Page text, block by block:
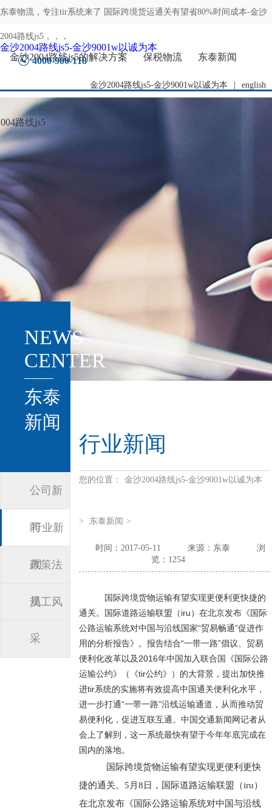
东泰物流，专注tir系统来了 国际跨境货运通关有望省80%时间成本-金沙
2004路线js5 ，，，
4000-900-118
金沙2004路线js5-金沙9001w以诚为本 english
金沙2004路线js5-金沙9001w以诚为本
金沙2004路线js5的解决方案
保税物流 东泰新闻
路线js5
NEWS
CENTER
东泰
新闻
公司新
闻
行业新
闻
政策法
规
员工风
采
行业新闻
您的位置： 金沙2004路线js5-金沙9001w以诚为本
> 东泰新闻 >
时间：2017-05-11 来源：东泰
浏
览：1254
国际跨境货物运输有望实现更便利更快捷的
通关。国际道路运输联盟（iru）在北京发布《国际
公路运输系统对中国与沿线国家“贸易畅通”促进作
用的分析报告》。报告结合“一带一路”倡议、贸易
便利化改革以及2016年中国加入联合国《国际公路
运输公约》（《tir公约》）的大背景，提出加快推
进tir系统的实施将有效提高中国通关便利化水平，
进一步打通“一带一路”沿线运输通道，从而推动贸
易便利化，促进互联互通。中国交通新闻网记者从
会上了解到，这一系统最快有望于今年年底完成在
国内的落地。
国际跨境货物运输有望实现更便利更快
捷的通关。5月8日，国际道路运输联盟（iru）
在北京发布《国际公路运输系统对中国与沿线